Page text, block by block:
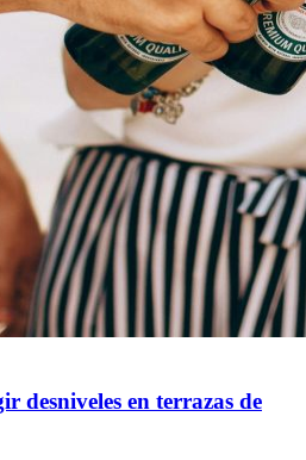
desniveles en terrazas de